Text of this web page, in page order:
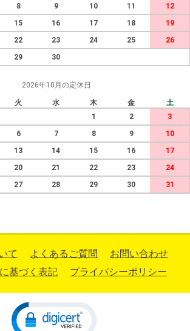
8 9 10 11
12
15 16 17 18
19
22 23 24 25
26
29 30
2026年10月の定休日
火 水 木 金
土
1
2
3
6 7 8 9
10
13 14 15 16
17
20 21 22 23
24
27 28 29 30 31
て よくあるご質問
お問い合わせ
基づく表記
プライバシーポリシー